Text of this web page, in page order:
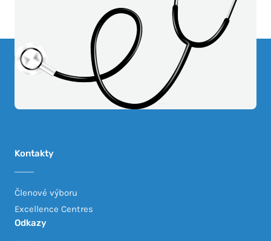
Odkazy
Kontakty
Členové výboru
Excellence Centres